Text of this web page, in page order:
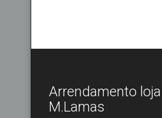
Arrendamento loja
M.Lamas